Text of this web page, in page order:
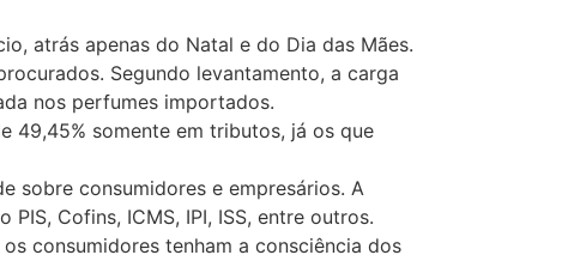
atrás apenas do Natal e do Dia das Mães.
Segundo levantamento, a carga
nos perfumes importados.
49,45% somente em tributos, já os que
sobre consumidores e empresários. A
Cofins, ICMS, IPI, ISS, entre outros.
consumidores tenham a consciência dos